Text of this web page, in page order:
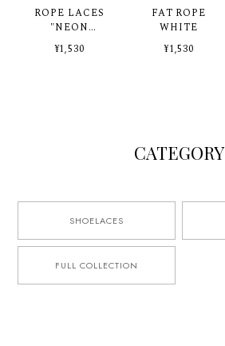
ROPE LACES
"NEON
YELLOW"
silvertip
¥1,530
FAT ROPE
WHITE
¥1,530
CATEGORY
SHOELACES
FULL COLLECTION